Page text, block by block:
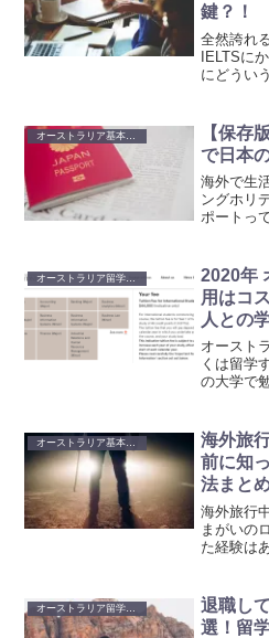
鍵？！
全然誇れ
IELTSに
にどうい
IELTSの
入、家庭
ですが、
ことが多
【保存
で日本
海外で生
ングホリ
ポートっ
きだけで
身分証明
のパスポ
に更新し
2020年
用はコ
人との
オースト
くは留学
の大学で
がかかる
というわ
学にかか
ブログは
ないため
情を正確
リアの留
すが、ど
に紹介す
決して悪
ん。です
関係抜き
と思いま
オーストラリア基本生活情報
海外旅
前に知
法まと
ア】
海外旅行
まがいの
た経験は
アーがど
行ばかり
あります
とボッタ
退職し
選！留